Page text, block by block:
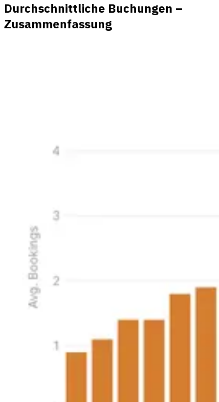
Durchschnittliche Buchungen –
Zusammenfassung